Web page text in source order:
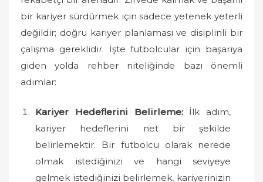
bir kariyer sürdürmek için sadece yetenek yeterli
değildir; doğru kariyer planlaması ve disiplinli bir
çalışma gereklidir. İşte futbolcular için başarıya
giden yolda rehber niteliğinde bazı önemli
adımlar:
Kariyer Hedeflerini Belirleme:İlk adım,
kariyer hedeflerini net bir şekilde
belirlemektir. Bir futbolcu olarak nerede
olmak istediğinizi ve hangi seviyeye
gelmek istediğinizi belirlemek, kariyerinizin